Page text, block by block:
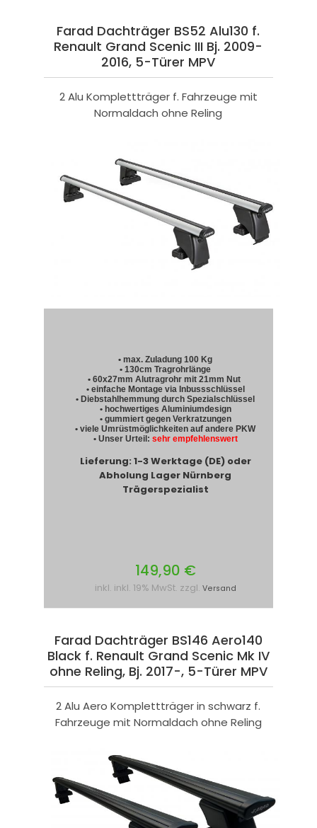
Farad Dachträger BS52 Alu130 f.
Renault Grand Scenic III Bj. 2009-
2016, 5-Türer MPV
2 Alu Komplettträger f. Fahrzeuge mit
Normaldach ohne Reling
• max. Zuladung 100 Kg
• 130cm Tragrohrlänge
• 60x27mm Alutragrohr mit 21mm Nut
• einfache Montage via Inbussschlüssel
• Diebstahlhemmung durch Spezialschlüssel
• hochwertiges Aluminiumdesign
• gummiert gegen Verkratzungen
• viele Umrüstmöglichkeiten auf andere PKW
• Unser Urteil: sehr empfehlenswert
Lieferung: 1-3 Werktage (DE) oder
Abholung Lager Nürnberg
Trägerspezialist
149,90 €
inkl. inkl. 19% MwSt. zzgl. Versand
Farad Dachträger BS146 Aero140
Black f. Renault Grand Scenic Mk IV
ohne Reling, Bj. 2017-, 5-Türer MPV
2 Alu Aero Komplettträger in schwarz f.
Fahrzeuge mit Normaldach ohne Reling